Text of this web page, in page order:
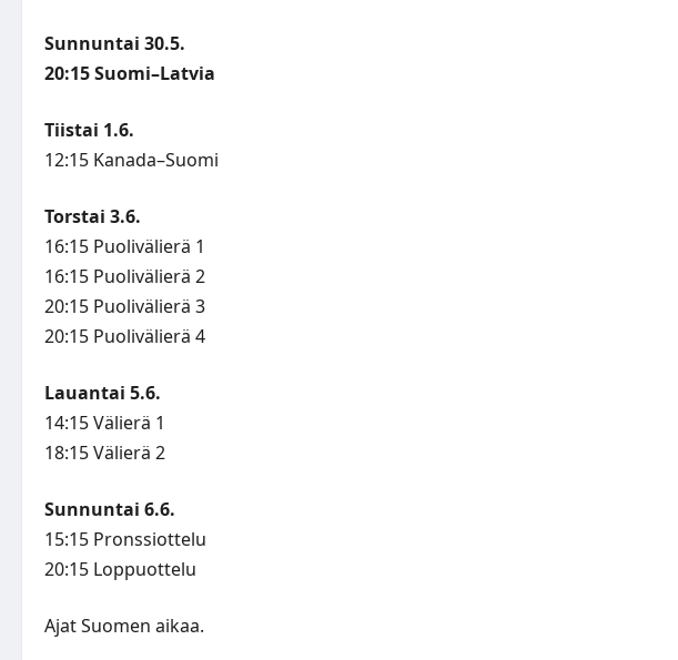
Sunnuntai 30.5.
20:15 Suomi–Latvia
Tiistai 1.6.
12:15 Kanada–Suomi
Torstai 3.6.
16:15 Puolivälierä 1
16:15 Puolivälierä 2
20:15 Puolivälierä 3
20:15 Puolivälierä 4
Lauantai 5.6.
14:15 Välierä 1
18:15 Välierä 2
Sunnuntai 6.6.
15:15 Pronssiottelu
20:15 Loppuottelu
Ajat Suomen aikaa.